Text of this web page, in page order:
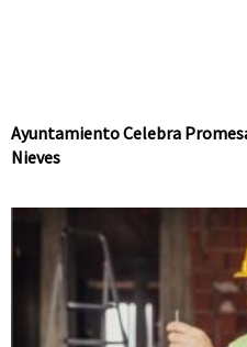
Ayuntamiento Celebra
Nieves